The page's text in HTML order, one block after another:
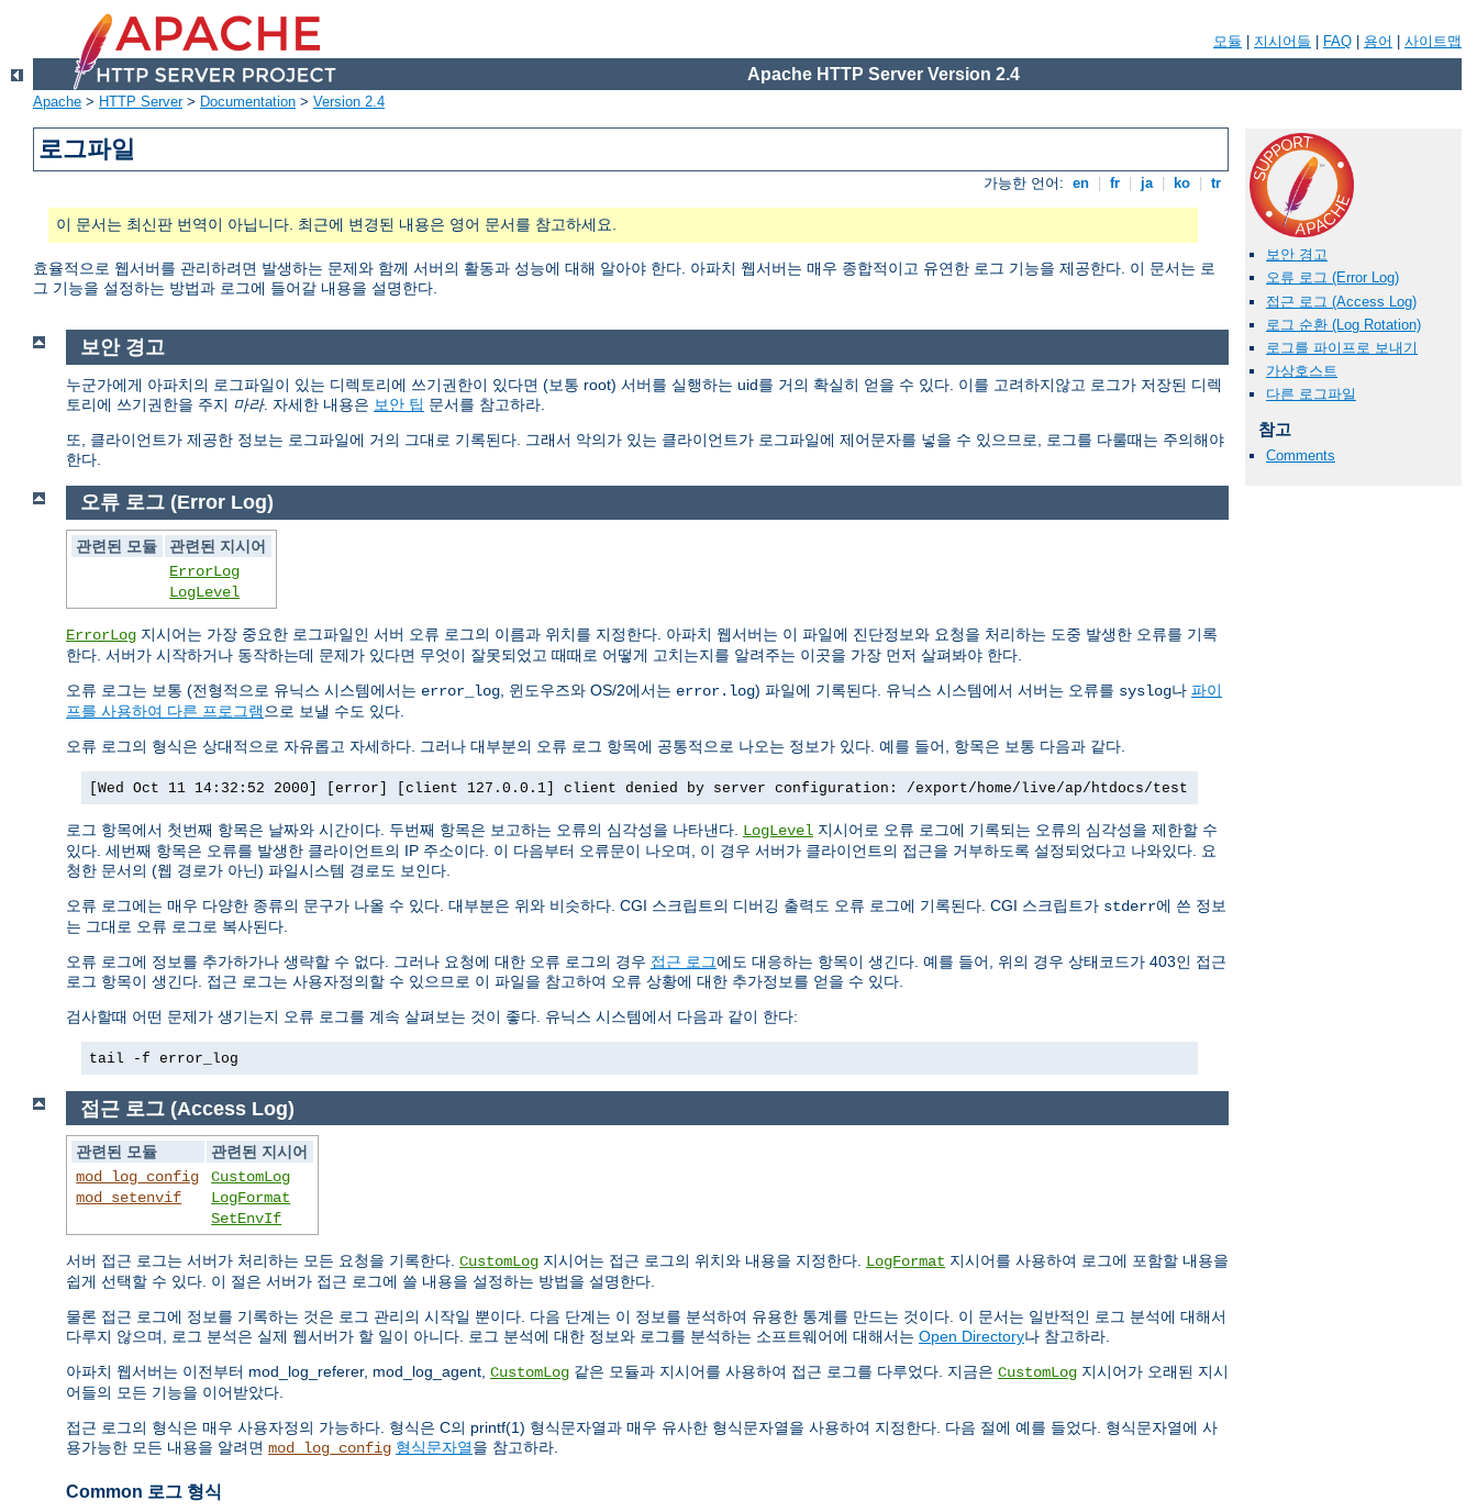
모듈 지시어들 FAQ 용어 사이트맵
Apache HTTP Server Version 2.4
Apache > HTTP Server> Documentation > Version 2.4
로그파일
가능한 언어: en fr ja ko tr
이 문서는 최신판 번역이 아닙니다. 최근에 변경된 내용은 영어 문서를 참고하세요.
효율적으로 웹서버를 관리하려면 발생하는 문제와 함께 서버의 활동과 성능에 대해 알아야 한다. 아파치 웹서버는 매우 종합적이고 유연한 로그 기능을 제공한다. 이 문서는 로
그 기능을 설정하는 방법과 로그에 들어갈 내용을 설명한다.
보안 경고
오류 로그 (Error Log)
접근 로그 (Access Log)
로그 순환 (Log Rotation)
로그를 파이프로 보내기
가상호스트
다른 로그파일
참고
Comments
보안 경고
누군가에게 아파치의 로그파일이 있는 디렉토리에 쓰기권한이 있다면 (보통 root) 서버를 실행하는 uid를 거의 확실히 얻을 수 있다. 이를 고려하지않고 로그가 저장된 디렉
토리에 쓰기권한을 주지 마라. 자세한 내용은 보안 팁 문서를 참고하라.
또, 클라이언트가 제공한 정보는 로그파일에 거의 그대로 기록된다. 그래서 악의가 있는 클라이언트가 로그파일에 제어문자를 넣을 수 있으므로, 로그를 다룰때는 주의해야
한다.
오류 로그 (Error Log)
관련된 모듈
관련된 지시어
ErrorLog
LogLevel
ErrorLog 지시어는 가장 중요한 로그파일인 서버 오류 로그의 이름과 위치를 지정한다. 아파치 웹서버는 이 파일에 진단정보와 요청을 처리하는 도중 발생한 오류를 기록
한다. 서버가 시작하거나 동작하는데 문제가 있다면 무엇이 잘못되었고 때때로 어떻게 고치는지를 알려주는 이곳을 가장 먼저 살펴봐야 한다.
오류 로그는 보통 (전형적으로 유닉스 시스템에서는 error_log , 윈도우즈와 OS/2에서는 error.log) 파일에 기록된다. 유닉스 시스템에서 서버는 오류를 syslog나 파이
프를 사용하여 다른 프로그램 으로 보낼 수도 있다.
오류 로그의 형식은 상대적으로 자유롭고 자세하다. 그러나 대부분의 오류 로그 항목에 공통적으로 나오는 정보가 있다. 예를 들어, 항목은 보통 다음과 같다.
[Wed Oct 11 14:32:52 2000] [error] [client 127.0.0.1] client denied by server configuration: /export/home/live/ap/htdocs/test
로그 항목에서 첫번째 항목은 날짜와 시간이다. 두번째 항목은 보고하는 오류의 심각성을 나타낸다. LogLevel 지시어로 오류 로그에 기록되는 오류의 심각성을 제한할 수
있다. 세번째 항목은 오류를 발생한 클라이언트의 IP 주소이다. 이 다음부터 오류문이 나오며, 이 경우 서버가 클라이언트의 접근을 거부하도록 설정되었다고 나와있다. 요
청한 문서의 (웹 경로가 아닌) 파일시스템 경로도 보인다.
오류 로그에는 매우 다양한 종류의 문구가 나올 수 있다. 대부분은 위와 비슷하다. CGI 스크립트의 디버깅 출력도 오류 로그에 기록된다. CGI 스크립트가 stderr에 쓴 정보
는 그대로 오류 로그로 복사된다.
오류 로그에 정보를 추가하가나 생략할 수 없다. 그러나 요청에 대한 오류 로그의 경우 접근 로그에도 대응하는 항목이 생긴다. 예를 들어, 위의 경우 상태코드가 403인 접근
로그 항목이 생긴다. 접근 로그는 사용자정의할 수 있으므로 이 파일을 참고하여 오류 상황에 대한 추가정보를 얻을 수 있다.
검사할때 어떤 문제가 생기는지 오류 로그를 계속 살펴보는 것이 좋다. 유닉스 시스템에서 다음과 같이 한다:
tail -f error_log
접근 로그 (Access Log)
관련된 모듈
관련된 지시어
mod_log_config
mod_setenvif
CustomLog
LogFormat
SetEnvIf
서버 접근 로그는 서버가 처리하는 모든 요청을 기록한다. CustomLog 지시어는 접근 로그의 위치와 내용을 지정한다. LogFormat 지시어를 사용하여 로그에 포함할 내용을
쉽게 선택할 수 있다. 이 절은 서버가 접근 로그에 쓸 내용을 설정하는 방법을 설명한다.
물론 접근 로그에 정보를 기록하는 것은 로그 관리의 시작일 뿐이다. 다음 단계는 이 정보를 분석하여 유용한 통계를 만드는 것이다. 이 문서는 일반적인 로그 분석에 대해서
다루지 않으며, 로그 분석은 실제 웹서버가 할 일이 아니다. 로그 분석에 대한 정보와 로그를 분석하는 소프트웨어에 대해서는 Open Directory나 참고하라.
아파치 웹서버는 이전부터 mod_log_referer, mod_log_agent, CustomLog 같은 모듈과 지시어를 사용하여 접근 로그를 다루었다. 지금은 CustomLog 지시어가 오래된 지시
어들의 모든 기능을 이어받았다.
접근 로그의 형식은 매우 사용자정의 가능하다. 형식은 C의 printf(1) 형식문자열과 매우 유사한 형식문자열을 사용하여 지정한다. 다음 절에 예를 들었다. 형식문자열에 사
용가능한 모든 내용을 알려면 mod_log_config 형식문자열을 참고하라.
Common 로그 형식